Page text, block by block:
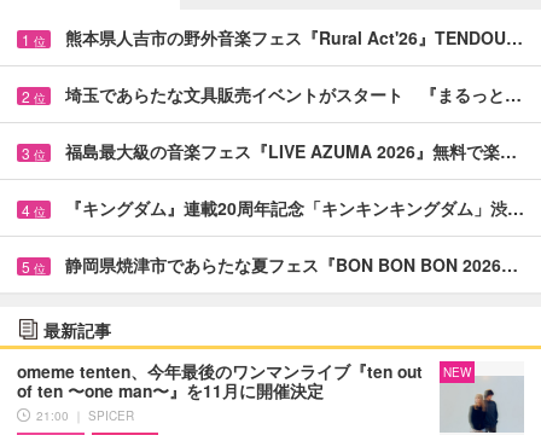
1 位 熊本県人吉市の野外音楽フェス『Rural Act'26』TENDOU…
2 位 埼玉であらたな文具販売イベントがスタート 『まるっと…
3 位 福島最大級の音楽フェス『LIVE AZUMA 2026』無料で楽…
4 位 『キングダム』連載20周年記念「キンキンキングダム」渋…
5 位 静岡県焼津市であらたな夏フェス『BON BON BON 2026…
最新記事
omeme tenten、今年最後のワンマンライブ『ten out
of ten 〜one man〜』を11月に開催決定
21:00 ｜ SPICER
NEW